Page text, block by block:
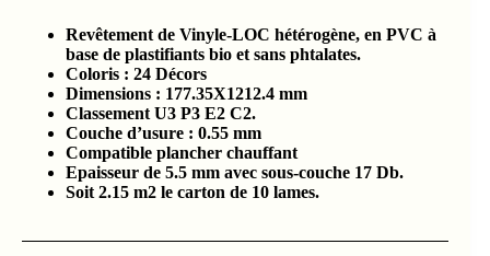
Revêtement de Vinyle-LOC hétérogène, en PVC à
base de plastifiants bio et sans phtalates.
Coloris : 24 Décors
Dimensions : 177.35X1212.4 mm
Classement U3 P3 E2 C2.
Couche d’usure : 0.55 mm
Compatible plancher chauffant
Epaisseur de 5.5 mm avec sous-couche 17 Db.
Soit 2.15 m2 le carton de 10 lames.